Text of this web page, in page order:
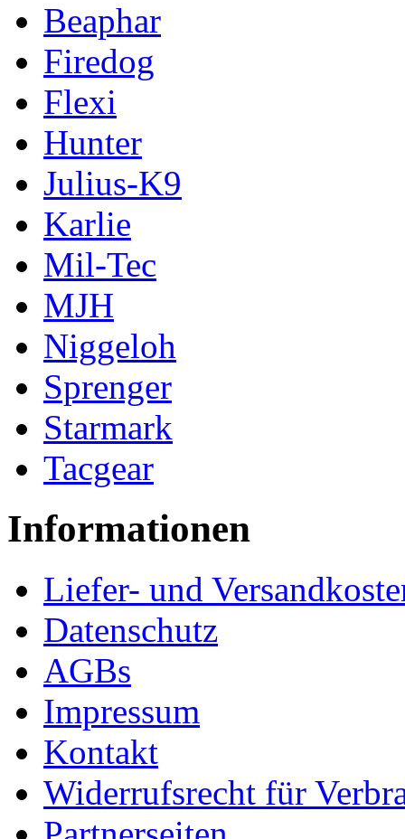
Beaphar
Firedog
Flexi
Hunter
Julius-K9
Karlie
Mil-Tec
MJH
Niggeloh
Sprenger
Starmark
Tacgear
Informationen
Liefer- und
Datenschutz
AGBs
Impressum
Kontakt
Widerrufsrecht für